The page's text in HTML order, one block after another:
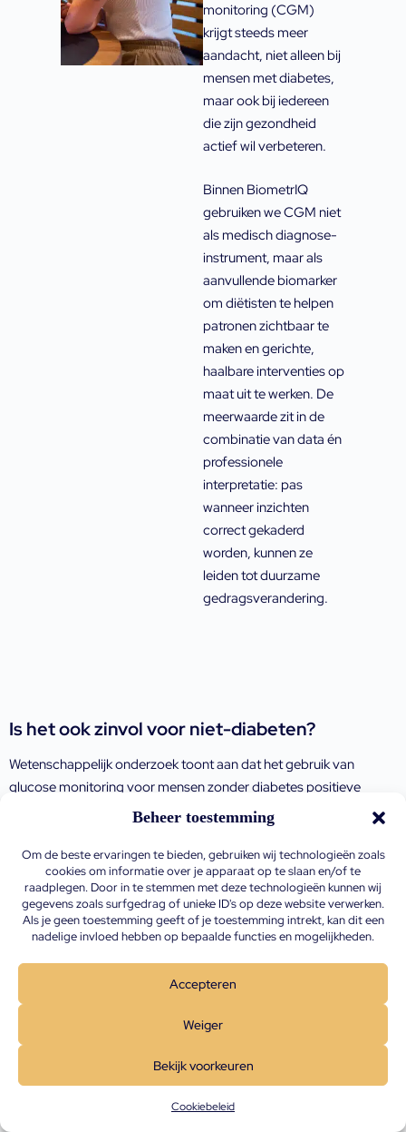
Beheer toestemming
Om de beste ervaringen te bieden, gebruiken wij technologieën zoals
cookies om informatie over je apparaat op te slaan en/of te
raadplegen. Door in te stemmen met deze technologieën kunnen wij
gegevens zoals surfgedrag of unieke ID's op deze website verwerken.
Als je geen toestemming geeft of je toestemming intrekt, kan dit een
nadelige invloed hebben op bepaalde functies en mogelijkheden.
Accepteren
Weiger
Bekijk voorkeuren
Cookiebeleid
monitoring (CGM)
krijgt steeds meer
aandacht, niet alleen bij
mensen met diabetes,
maar ook bij iedereen
die zijn gezondheid
actief wil verbeteren.
Binnen BiometrIQ
gebruiken we CGM niet
als medisch diagnose-
instrument, maar als
aanvullende biomarker
om diëtisten te helpen
patronen zichtbaar te
maken en gerichte,
haalbare interventies op
maat uit te werken. De
meerwaarde zit in de
combinatie van data én
professionele
interpretatie: pas
wanneer inzichten
correct gekaderd
worden, kunnen ze
leiden tot duurzame
gedragsverandering.
Is het ook zinvol voor niet-diabeten?
Wetenschappelijk onderzoek toont aan dat het gebruik van
glucose monitoring voor mensen zonder diabetes positieve
effecten heeft op de gezondheid. Een studie uit 2022 toonde dit
significante verbeteringen in gewicht, BMI, vetmassa en
cholesterolwaarden bij jongvolwassenen met overgewicht en
obesitas (Chekima et al., 2022).
Ook expert dr. Peter Attia wijst op het belang van CGM voor
mensen zonder diabetes. Hij stelt dat het monitoren van glucose
niet alleen analytisch waardevol is, maar ook als gedragstool
fungeert: het geeft onmiddellijk feedback op keuzes rond
voeding en levensstijl, wat sterk motiverend kan werken en
positieve gedragsveranderingen bevordert. Dat merken we ook
uit onze analyses, waar trajecten met de glucosemonitor leiden
tot duurzame gedragsveranderingen.